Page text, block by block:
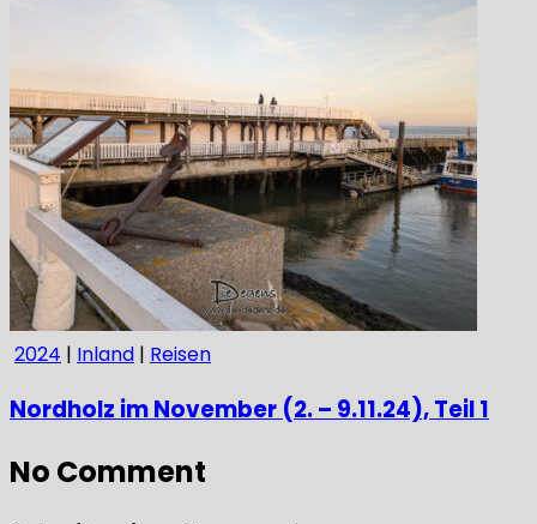
2024 | Inland | Reisen
Nordholz im November (2. – 9.11.24), Teil 1
No Comment